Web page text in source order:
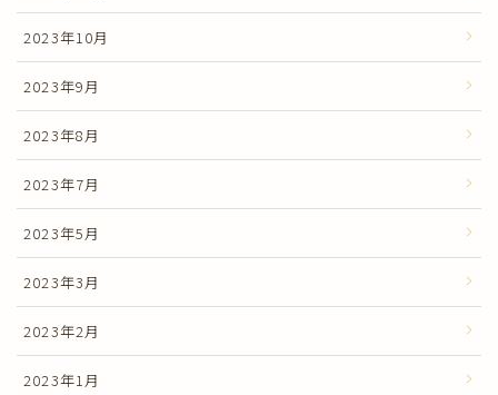
2023年10月
2023年9月
2023年8月
2023年7月
2023年5月
2023年3月
2023年2月
2023年1月